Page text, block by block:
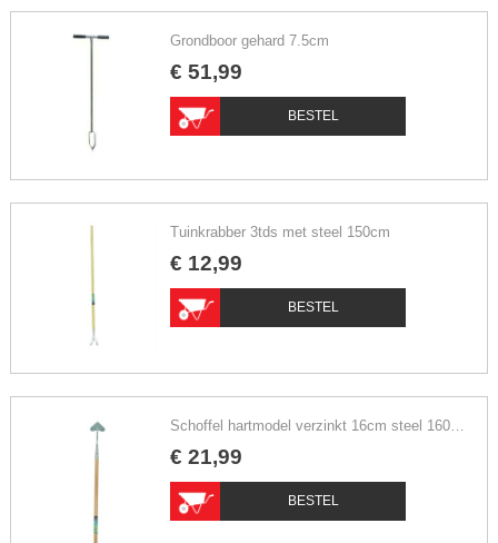
Grondboor gehard 7.5cm
€ 51,99
BESTEL
Tuinkrabber 3tds met steel 150cm
€ 12,99
BESTEL
Schoffel hartmodel verzinkt 16cm steel 160cm
€ 21,99
BESTEL